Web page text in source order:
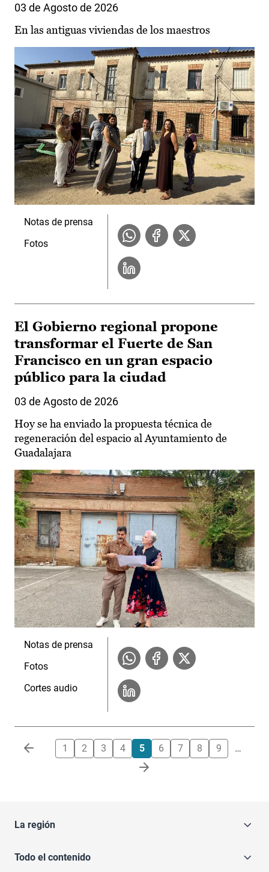
03 de Agosto de 2026
En las antiguas viviendas de los maestros
Notas de prensa
Fotos
El Gobierno regional propone
transformar el Fuerte de San
Francisco en un gran espacio
público para la ciudad
03 de Agosto de 2026
Hoy se ha enviado la propuesta técnica de
regeneración del espacio al Ayuntamiento de
Guadalajara
Notas de prensa
Fotos
Cortes audio
Paginación 1 2 3 4 5 6 7 8 9 …
La región
Todo el contenido